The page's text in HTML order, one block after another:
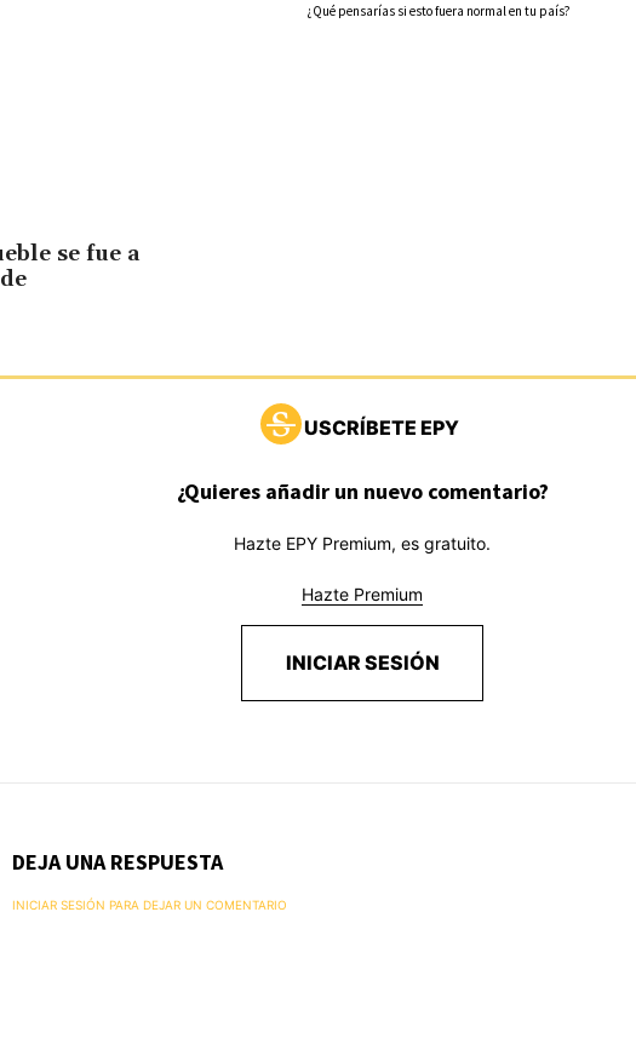
¿Qué pensarías si esto fuera normal en tu país?
se fue a
USCRÍBETE EPY
¿Quieres añadir un nuevo comentario?
Hazte EPY Premium, es gratuito.
Hazte Premium
INICIAR SESIÓN
DEJA UNA RESPUESTA
INICIAR SESIÓN PARA DEJAR UN COMENTARIO